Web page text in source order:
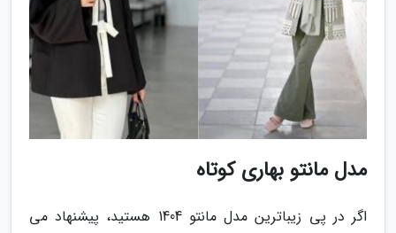
مدل مانتو بهاری کوتاه
اگر در پی زیباترین مدل مانتو 1404 هستید، پیشنهاد می